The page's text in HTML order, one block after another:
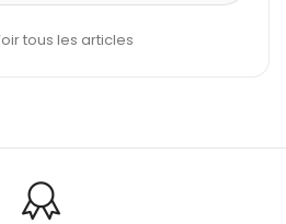
bracelet de pierre
ses pierres
– pierre des anges
tous les articles